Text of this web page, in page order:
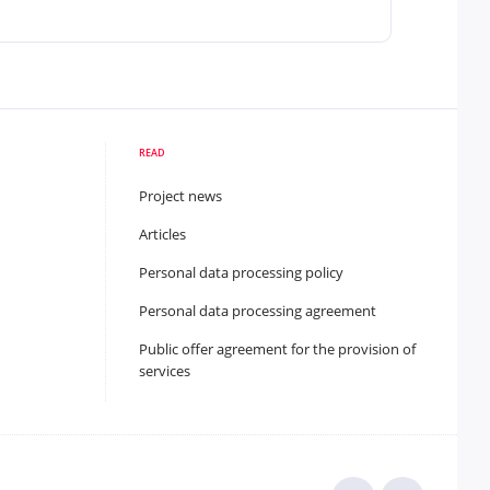
READ
Project news
Articles
Personal data processing policy
Personal data processing agreement
Public offer agreement for the provision of
services